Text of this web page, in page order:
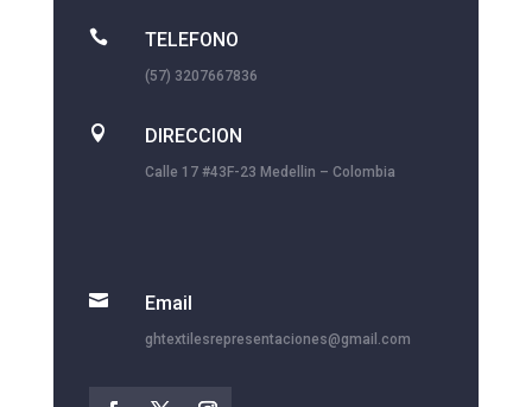
 TELEFONO
(57) 3207667836
 DIRECCION
Calle 17 #43F-23 Medellin – Colombia
 Email
ghtextilesrepresentaciones@gmail.com